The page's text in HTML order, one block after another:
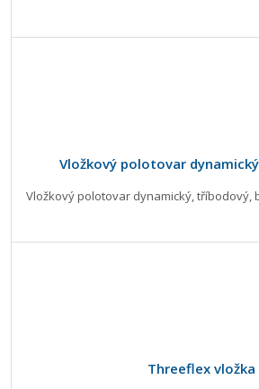
Vložkový polotovar
Vložkový polotovar dynamický, tříbodový,
Threeflex vložka